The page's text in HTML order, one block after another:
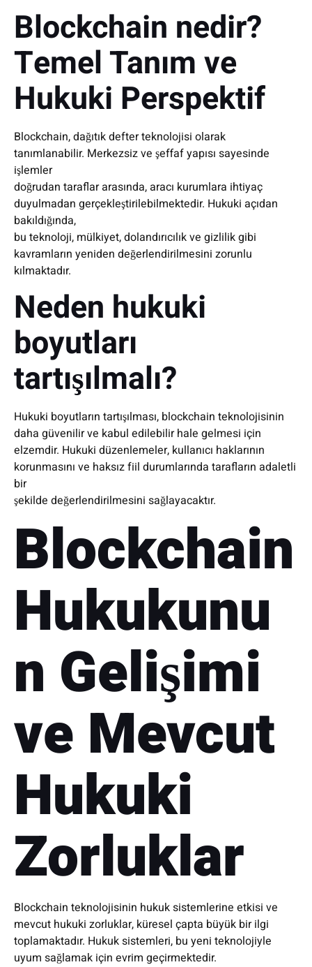
Blockchain nedir?
Temel Tanım ve
Hukuki Perspektif
Blockchain, dağıtık defter teknolojisi olarak
tanımlanabilir. Merkezsiz ve şeffaf yapısı sayesinde
işlemler
doğrudan taraflar arasında, aracı kurumlara ihtiyaç
duyulmadan gerçekleştirilebilmektedir. Hukuki açıdan
bakıldığında,
bu teknoloji, mülkiyet, dolandırıcılık ve gizlilik gibi
kavramların yeniden değerlendirilmesini zorunlu
kılmaktadır.
Neden hukuki
boyutları
tartışılmalı?
Hukuki boyutların tartışılması, blockchain teknolojisinin
daha güvenilir ve kabul edilebilir hale gelmesi için
elzemdir. Hukuki düzenlemeler, kullanıcı haklarının
korunmasını ve haksız fiil durumlarında tarafların adaletli
bir
şekilde değerlendirilmesini sağlayacaktır.
Blockchain
Hukukunu
n Gelişimi
ve Mevcut
Hukuki
Zorluklar
Blockchain teknolojisinin hukuk sistemlerine etkisi ve
mevcut hukuki zorluklar, küresel çapta büyük bir ilgi
toplamaktadır. Hukuk sistemleri, bu yeni teknolojiyle
uyum sağlamak için evrim geçirmektedir.